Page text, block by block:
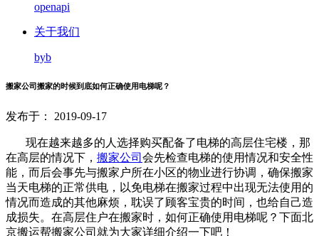
openapi
关于我们
byb
搬家公司搬家的时候到底如何正确使用电梯呢？
发布于： 2019-09-17
现在越来越多的人选择购买配备了电梯的高层住宅楼，那
在高层的情况下， 搬家公司 会先检查电梯的使用情况和安全性
能，而后会事先与搬家户所在小区的物业进行协调，确保搬家
当天电梯的正常供电，以免电梯在搬家过程中出现无法使用的
情况而造成的其他麻烦，耽误了顾客宝贵的时间，也给自己造
成损失。在高层住户在搬家时，如何正确使用电梯呢？下面北
京搬运帮搬家公司就为大家详细介绍一下吧！